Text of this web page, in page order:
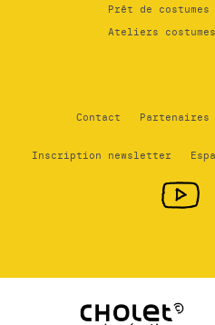
Prêt de costumes
Ateliers
Contact Partenaires
Inscription newsletter